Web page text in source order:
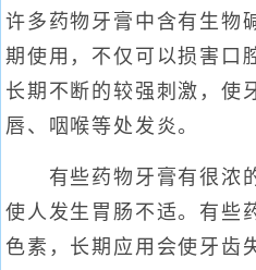
许多药物牙膏中含有生物
期使用，不仅可以损害口
长期不断的较强刺激，使
唇、咽喉等处发炎。
有些药物牙膏有很浓的
使人发生胃肠不适。有些
色素，长期应用会使牙齿